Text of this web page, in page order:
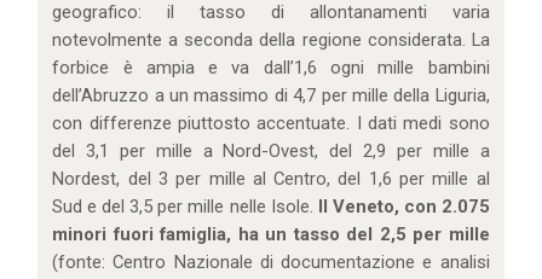
geografico: il tasso di allontanamenti varia
notevolmente a seconda della regione considerata. La
forbice è ampia e va dall’1,6 ogni mille bambini
dell’Abruzzo a un massimo di 4,7 per mille della Liguria,
con differenze piuttosto accentuate. I dati medi sono
del 3,1 per mille a Nord-Ovest, del 2,9 per mille a
Nordest, del 3 per mille al Centro, del 1,6 per mille al
Sud e del 3,5 per mille nelle Isole.
Il Veneto, con 2.075
minori fuori famiglia, ha un tasso del 2,5 per mille
(fonte: Centro Nazionale di documentazione e analisi